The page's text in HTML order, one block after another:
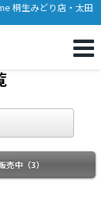
桐生みどり店・太田
売中（3）